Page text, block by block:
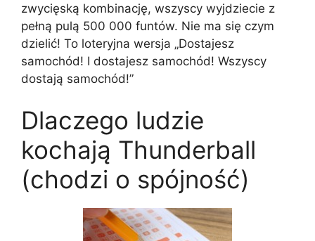
zwycięską kombinację, wszyscy wyjdziecie z
pełną pulą 500 000 funtów. Nie ma się czym
dzielić! To loteryjna wersja „Dostajesz
samochód! I dostajesz samochód! Wszyscy
dostają samochód!”
Dlaczego ludzie
kochają Thunderball
(chodzi o spójność)